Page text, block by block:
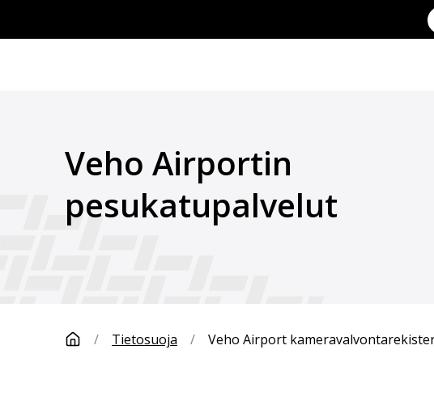
Veho Airportin
pesukatupalvelut
/ Tietosuoja / Veho Airport